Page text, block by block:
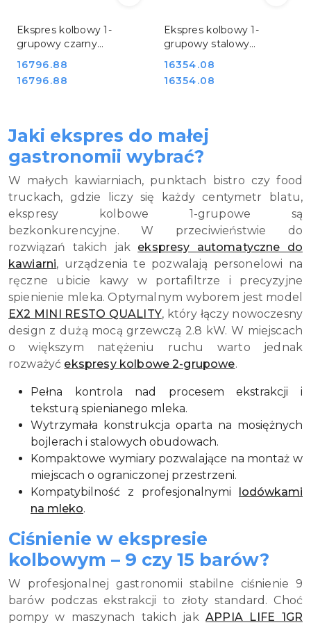
Ekspres kolbowy 1-
grupowy czarny
Resto Quality Lollo 1GR
Black
Cena:
16796.88
Cena:
16796.88
Ekspres kolbowy 1-
grupowy stalowy
Resto Quality Lollo 1GR
Steel
Cena:
16354.08
Cena:
16354.08
Jaki ekspres do małej
gastronomii wybrać?
W małych kawiarniach, punktach bistro czy food
truckach, gdzie liczy się każdy centymetr blatu,
ekspresy kolbowe 1-grupowe są
bezkonkurencyjne. W przeciwieństwie do
rozwiązań takich jak ekspresy automatyczne do
kawiarni, urządzenia te pozwalają personelowi na
ręczne ubicie kawy w portafiltrze i precyzyjne
spienienie mleka. Optymalnym wyborem jest model
EX2 MINI RESTO QUALITY, który łączy nowoczesny
design z dużą mocą grzewczą 2.8 kW. W miejscach
o większym natężeniu ruchu warto jednak
rozważyć ekspresy kolbowe 2-grupowe.
Pełna kontrola nad procesem ekstrakcji i
teksturą spienianego mleka.
Wytrzymała konstrukcja oparta na mosiężnych
bojlerach i stalowych obudowach.
Kompaktowe wymiary pozwalające na montaż w
miejscach o ograniczonej przestrzeni.
Kompatybilność z profesjonalnymi lodówkami
na mleko.
Ciśnienie w ekspresie
kolbowym – 9 czy 15 barów?
W profesjonalnej gastronomii stabilne ciśnienie 9
barów podczas ekstrakcji to złoty standard. Choć
pompy w maszynach takich jakAPPIA LIFE 1GR